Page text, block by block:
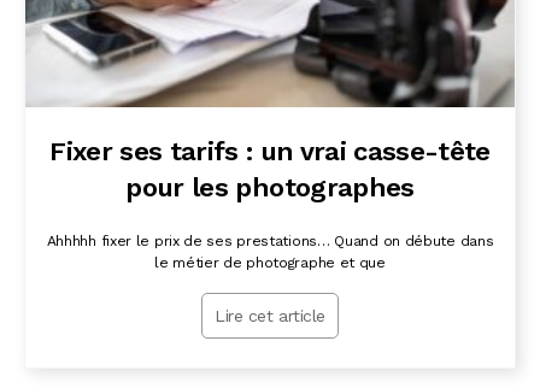
Fixer ses tarifs : un vrai casse-tête
pour les photographes
Ahhhhh fixer le prix de ses prestations… Quand on débute dans
le métier de photographe et que
Lire cet article